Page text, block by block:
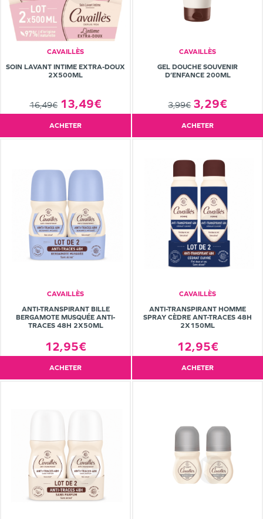
CAVAILLÈS
SOIN LAVANT INTIME EXTRA-DOUX
2X500ML
16,49€ 13,49€
ACHETER
CAVAILLÈS
GEL DOUCHE SOUVENIR
D’ENFANCE 200ML
3,99€ 3,29€
ACHETER
CAVAILLÈS
ANTI-TRANSPIRANT BILLE
BERGAMOTE MUSQUÉE ANTI-
TRACES 48H 2X50ML
12,95€
ACHETER
CAVAILLÈS
ANTI-TRANSPIRANT HOMME
SPRAY CÈDRE ANT-TRACES 48H
2X150ML
12,95€
ACHETER